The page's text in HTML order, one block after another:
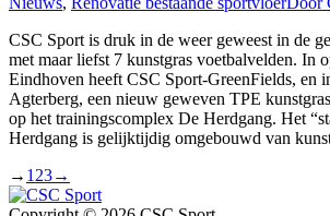
CSC Sport is druk in de weer geweest in de
met maar liefst 7 kunstgras voetbalvelden. In
Eindhoven heeft CSC Sport-GreenFields, en
Agterberg, een nieuw geweven TPE
op het trainingscomplex De Herdgang. Het
Herdgang is gelijktijdig omgebouwd van
→ 1 23→